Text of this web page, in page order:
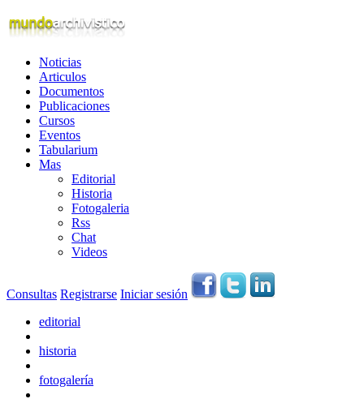
Noticias
Articulos
Documentos
Publicaciones
Cursos
Eventos
Tabularium
Mas
Editorial
Historia
Fotogaleria
Rss
Chat
Videos
Consultas Registrarse Iniciar sesión
editorial
historia
fotogalería